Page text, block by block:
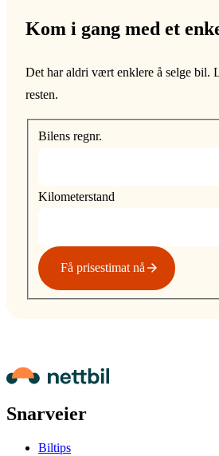
Kom i gang med et
Det har aldri vært enklere å selge bil.
resten.
Bilens regnr.
Kilometerstand
Få prisestimat nå
Snarveier
Biltips